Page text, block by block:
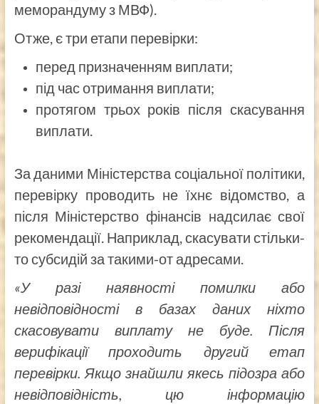
меморандуму з МВФ).
Отже, є три етапи перевірки:
перед призначенням виплати;
під час отримання виплати;
протягом трьох років після скасування
виплати.
За даними Міністерства соціальної політики,
перевірку проводить не їхнє відомство, а
після Міністерство фінансів надсилає свої
рекомендації. Наприклад, скасувати стільки-
то субсидій за такими-от адресами.
«У разі наявності помилки або
невідповідності в базах даних ніхто
скасовувати виплату не буде. Після
верифікації проходить другий етап
перевірки. Якщо знайшли якесь підозра або
невідповідність, цю інформацію